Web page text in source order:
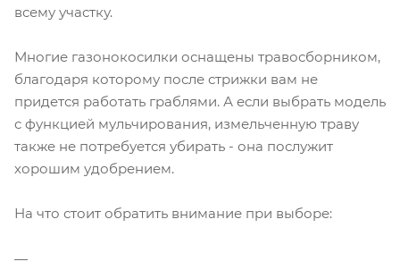
всему участку.
Многие газонокосилки оснащены травосборником,
благодаря которому после стрижки вам не
придется работать граблями. А если выбрать модель
с функцией мульчирования, измельченную траву
также не потребуется убирать - она послужит
хорошим удобрением.
На что стоит обратить внимание при выборе: